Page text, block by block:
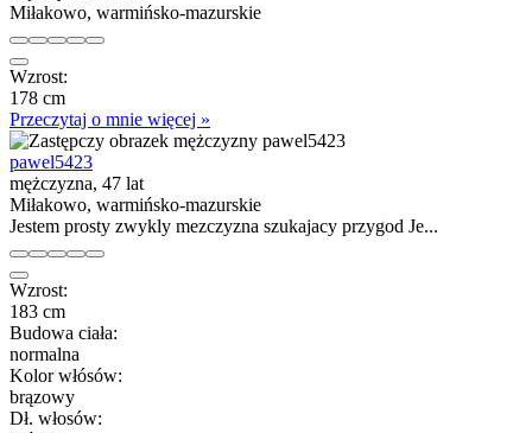
Miłakowo, warmińsko-mazurskie
Wzrost:
178 cm
Przeczytaj o mnie więcej »
pawel5423
mężczyzna, 47 lat
Miłakowo, warmińsko-mazurskie
Jestem prosty zwykly mezczyzna szukajacy przygod Je...
Wzrost:
183 cm
Budowa ciała:
normalna
Kolor włósów:
brązowy
Dł. włosów: